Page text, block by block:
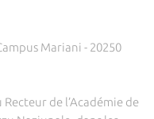
Mariani - 20250
de l’Académie de